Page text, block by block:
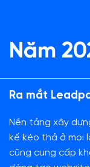
Năm
Ra mắt
Nền tảng xây
kế kéo thả ở mọi
cũng cung cấp